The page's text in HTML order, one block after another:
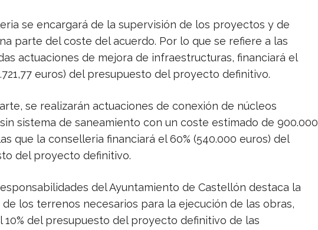
se encargará de la supervisión de los proyectos y de
parte del coste del acuerdo. Por lo que se refiere a las
actuaciones de mejora de infraestructuras, financiará el
euros) del presupuesto del proyecto definitivo.
se realizarán actuaciones de conexión de núcleos
sistema de saneamiento con un coste estimado de 900.000
que la conselleria financiará el 60% (540.000 euros) del
del proyecto definitivo.
del Ayuntamiento de Castellón destaca la
los terrenos necesarios para la ejecución de las obras,
10% del presupuesto del proyecto definitivo de las